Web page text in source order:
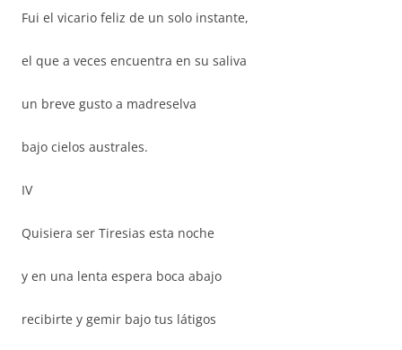
Fui el vicario feliz de un solo instante,
el que a veces encuentra en su saliva
un breve gusto a madreselva
bajo cielos australes.
IV
Quisiera ser Tiresias esta noche
y en una lenta espera boca abajo
recibirte y gemir bajo tus látigos